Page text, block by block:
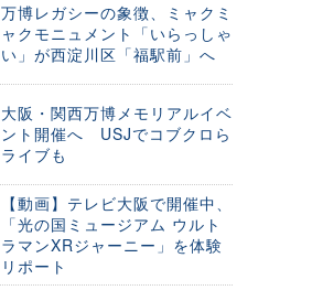
万博レガシーの象徴、ミャクミ
ャクモニュメント「いらっしゃ
い」が西淀川区「福駅前」へ
大阪・関西万博メモリアルイベ
ント開催へ USJでコブクロら
ライブも
【動画】テレビ大阪で開催中、
「光の国ミュージアム ウルト
ラマンXRジャーニー」を体験
リポート